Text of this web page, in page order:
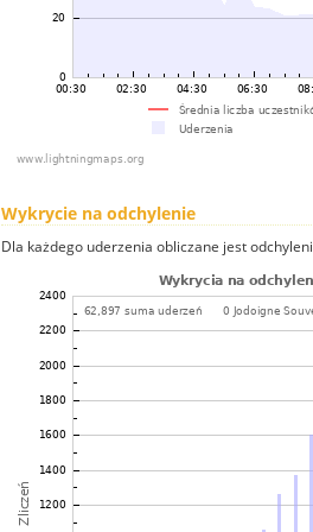
Wykrycie na odchylenie
Dla każdego uderzenia obliczane jest